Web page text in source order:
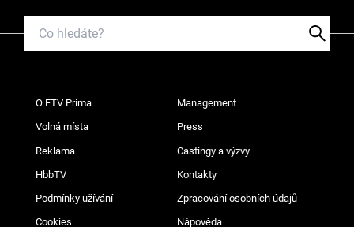
O FTV Prima Management
Volná místa Press
Reklama Castingy a výzvy
HbbTV Kontakty
Podmínky užívání Zpracování osobních údajů
Cookies Nápověda